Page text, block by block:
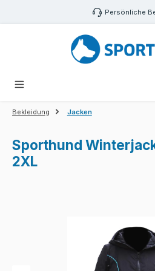
Zum Hauptinhalt springen Persönliche
Bekleidung Jacken
Sporthund
2XL